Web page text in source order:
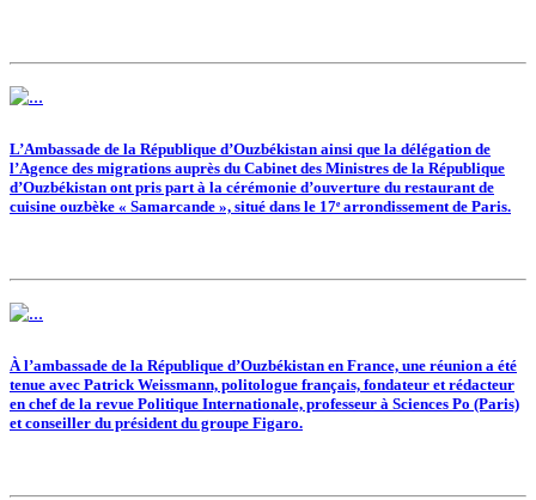
L’Ambassade de la République d’Ouzbékistan ainsi que la délégation de
l’Agence des migrations auprès du Cabinet des Ministres de la République
d’Ouzbékistan ont pris part à la cérémonie d’ouverture du restaurant de
cuisine ouzbèke « Samarcande », situé dans le 17ᵉ arrondissement de Paris.
À l’ambassade de la République d’Ouzbékistan en France, une réunion a été
tenue avec Patrick Weissmann, politologue français, fondateur et rédacteur
en chef de la revue Politique Internationale, professeur à Sciences Po (Paris)
et conseiller du président du groupe Figaro.